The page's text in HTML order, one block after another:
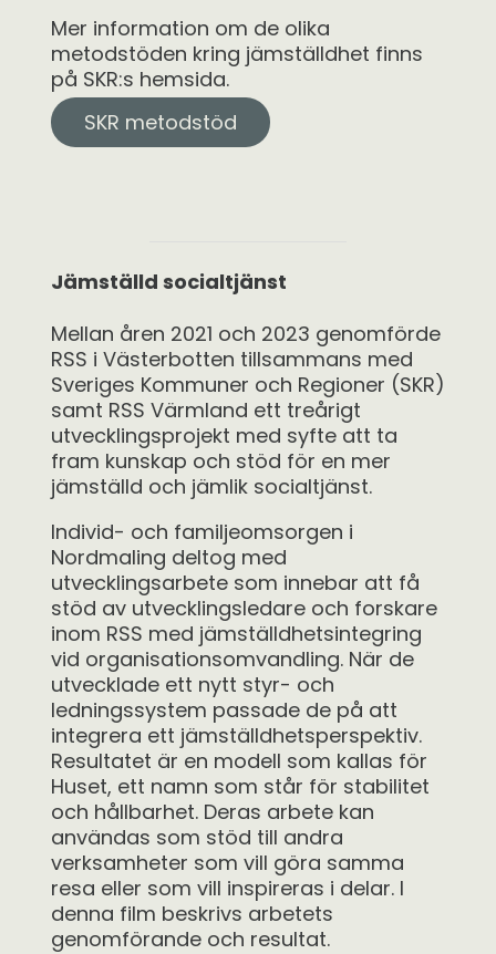
Mer information om de olika
metodstöden kring jämställdhet finns
på SKR:s hemsida.
SKR metodstöd
Jämställd socialtjänst
Mellan åren 2021 och 2023 genomförde
RSS i Västerbotten tillsammans med
Sveriges Kommuner och Regioner (SKR)
samt RSS Värmland ett treårigt
utvecklingsprojekt med syfte att ta
fram kunskap och stöd för en mer
jämställd och jämlik socialtjänst.
Individ- och familjeomsorgen i
Nordmaling deltog med
utvecklingsarbete som innebar att få
stöd av utvecklingsledare och forskare
inom RSS med jämställdhetsintegring
vid organisationsomvandling. När de
utvecklade ett nytt styr- och
ledningssystem passade de på att
integrera ett jämställdhetsperspektiv.
Resultatet är en modell som kallas för
Huset, ett namn som står för stabilitet
och hållbarhet. Deras arbete kan
användas som stöd till andra
verksamheter som vill göra samma
resa eller som vill inspireras i delar. I
denna film beskrivs arbetets
genomförande och resultat.